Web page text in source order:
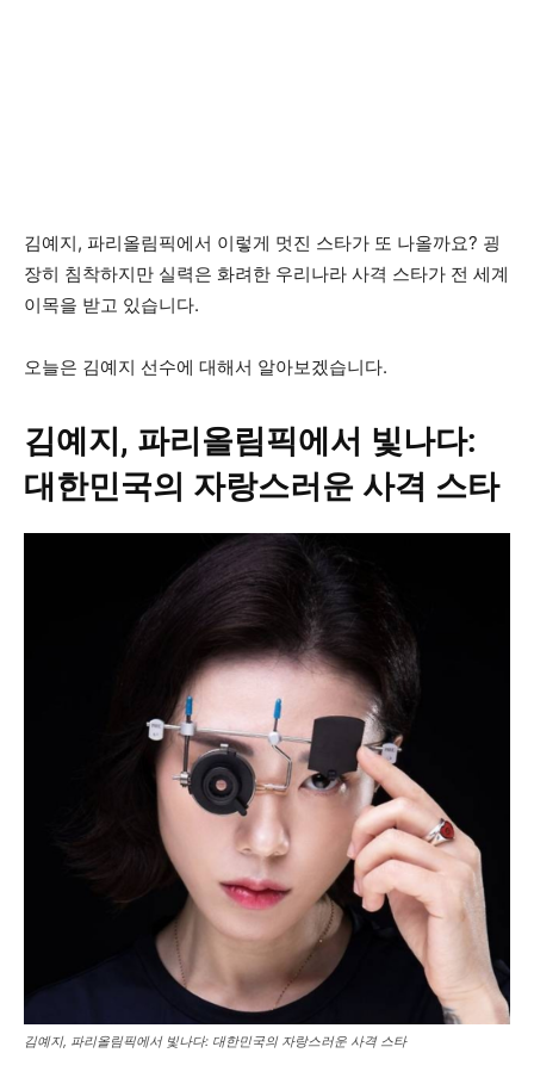
김예지, 파리올림픽에서 이렇게 멋진 스타가 또 나올까요? 굉
장히 침착하지만 실력은 화려한 우리나라 사격 스타가 전 세계
이목을 받고 있습니다.
오늘은 김예지 선수에 대해서 알아보겠습니다.
김예지, 파리올림픽에서 빛나다:
대한민국의 자랑스러운 사격 스타
김예지, 파리올림픽에서 빛나다: 대한민국의 자랑스러운 사격 스타